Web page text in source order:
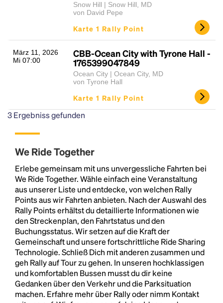
Snow Hill | Snow Hill, MD
von David Pepe
Karte 1 Rally Point
März 11, 2026
Mi 07:00
CBB-Ocean City with Tyrone Hall -
1765399047849
Ocean City | Ocean City, MD
von Tyrone Hall
Karte 1 Rally Point
3Ergebniss gefunden
We Ride Together
Erlebe gemeinsam mit uns unvergessliche Fahrten bei
We Ride Together. Wähle einfach eine Veranstaltung
aus unserer Liste und entdecke, von welchen Rally
Points aus wir Fahrten anbieten. Nach der Auswahl des
Rally Points erhältst du detaillierte Informationen wie
den Streckenplan, den Fahrtstatus und den
Buchungsstatus. Wir setzen auf die Kraft der
Gemeinschaft und unsere fortschrittliche Ride Sharing
Technologie. Schließ Dich mit anderen zusammen und
geh Rally auf Tour zu gehen. In unseren hochklassigen
und komfortablen Bussen musst du dir keine
Gedanken über den Verkehr und die Parksituation
machen. Erfahre mehr über Rally oder nimm Kontakt
Lorem Ipsum is simply dummy text of the printing
and typesetting industry.Lorem Ipsum has been the
industry's standarddummy text ever since the
1500s, when an unknown printer took a galley of
type and scrambled it to make a type specimen
book. It has survived not only five centuries, but also
the leap into electronic typesetting, remaining